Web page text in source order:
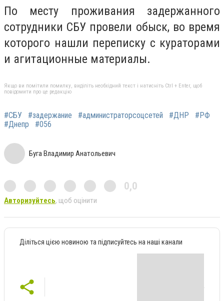
По месту проживания задержанного
сотрудники СБУ провели обыск, во время
которого нашли переписку с кураторами
и агитационные материалы.
Якщо ви помітили помилку, виділіть необхідний текст і натисніть Ctrl + Enter, щоб
повідомити про це редакцію
#СБУ #задержание #администраторсоцсетей #ДНР
#РФ
#Днепр
#056
Буга Владимир Анатольевич
0,0
Авторизуйтесь, щоб оцінити
Діліться цією новиною та підписуйтесь на наші канали